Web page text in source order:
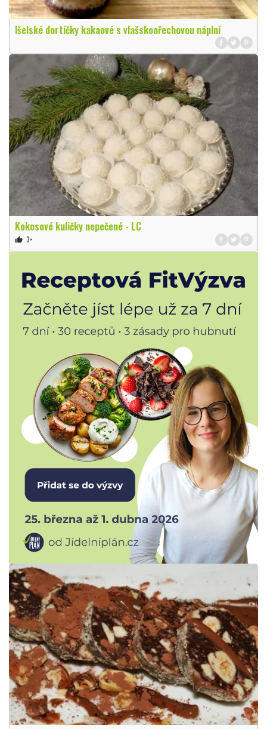
Išelské dortíčky kakaové s vlašskoořechovou náplní
Kokosové kuličky nepečené - LC
thumb_up 3×